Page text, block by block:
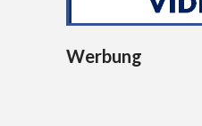
Werbung